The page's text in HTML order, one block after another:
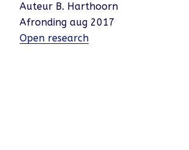
Auteur B. Harthoorn
Afronding aug 2017
Open research